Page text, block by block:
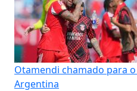
Otamendi chamado para
Argentina